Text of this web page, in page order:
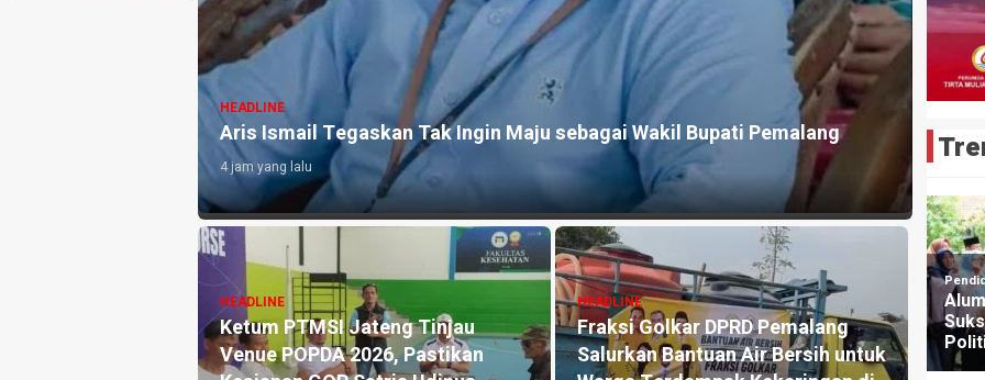
HEADLINE
Kejari Pemalang Tahan Mantan Mantri Bank BUMN, Diduga Korupsi Dana
Pelunasan KUR Rugikan Negara Rp749 Juta
23 jam yang lalu
HEADLINE
Ketum PTMSI Jateng Lukas Arry
Dwiko Utomo Survei Venue Tenis
Meja PORPROV Jateng XVII 2026,
Pastikan Kesiapan dan Dorong
UMKM Lokal
2 hari yang lalu
HEADLINE
GRIB Jaya Pemalang Akan Gelar
Aksi, Desak KPK Tuntaskan
Dugaan Korupsi di Pemalang
3 hari yang lalu
Aris